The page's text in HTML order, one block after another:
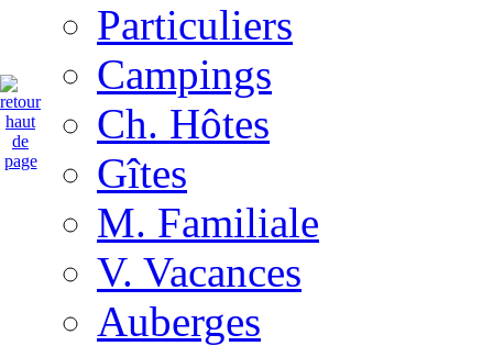
Particuliers
Campings
Ch. Hôtes
Gîtes
M. Familiale
V. Vacances
Auberges